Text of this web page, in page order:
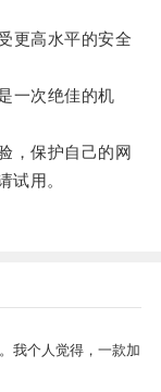
高水平的安全
一次绝佳的机
保护自己的网
试用。
我个人觉得，一款加